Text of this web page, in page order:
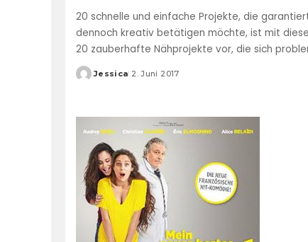
20 schnelle und einfache Projekte, die
dennoch kreativ betätigen möchte, ist mit
20 zauberhafte Nähprojekte vor, die sich
Posted
Jessica 2. Juni 2017